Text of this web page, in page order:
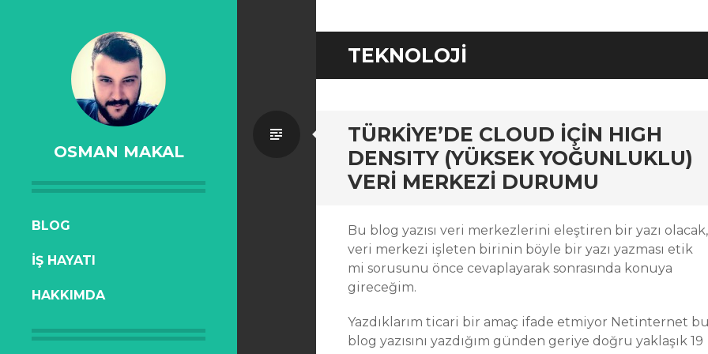
OSMAN MAKAL
SKIP
CONTENT
BLOG
İŞ HAYATI
HAKKIMDA
TEKNOLOJI
TÜRKIYE’DE CLOUD IÇIN HIGH
DENSITY (YÜKSEK YOĞUNLUKLU)
VERI MERKEZI DURUMU
Standard
Bu blog yazısı veri merkezlerini eleştiren bir yazı olacak,
veri merkezi işleten birinin böyle bir yazı yazması etik
mi sorusunu önce cevaplayarak sonrasında konuya
gireceğim.
Yazdıklarım ticari bir amaç ifade etmiyor Netinternet
blog yazısını yazdığım günden geriye doğru yaklaşık 19